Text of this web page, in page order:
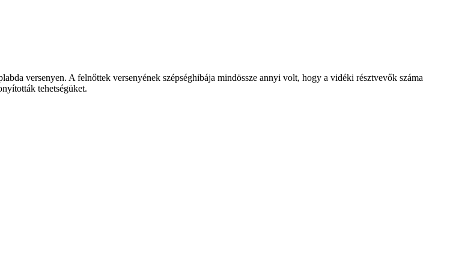
versenyen. A felnőttek versenyének szépséghibája mindössze annyi volt, hogy a vidéki résztvevők száma
tehetségüket.